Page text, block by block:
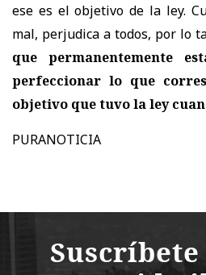
ese es el objetivo de la ley.
mal, perjudica a todos, por lo
que permanentemente
perfeccionar lo que
objetivo que tuvo la ley
PURANOTICIA